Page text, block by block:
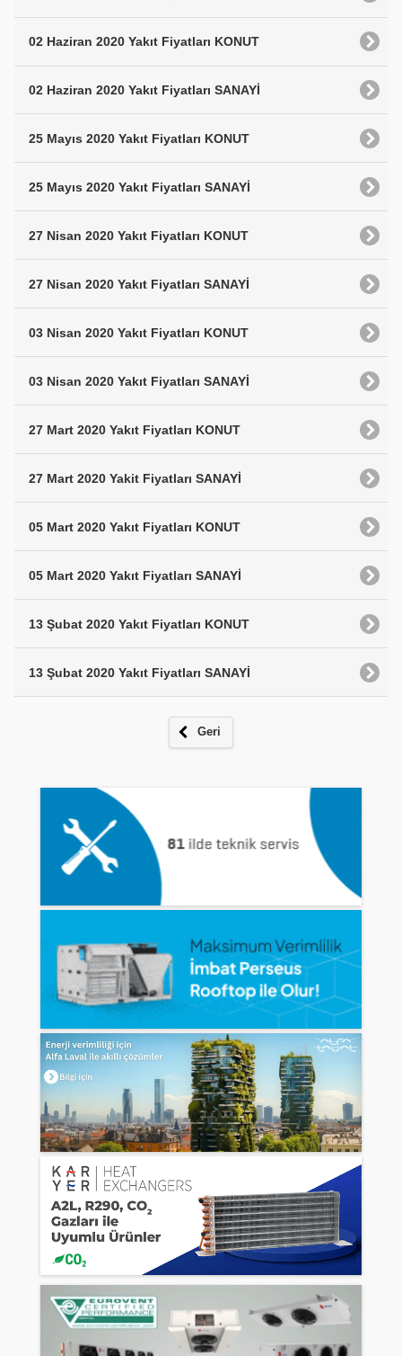
02 Haziran 2020 Yakıt Fiyatları KONUT
02 Haziran 2020 Yakıt Fiyatları SANAYİ
25 Mayıs 2020 Yakıt Fiyatları KONUT
25 Mayıs 2020 Yakıt Fiyatları SANAYİ
27 Nisan 2020 Yakıt Fiyatları KONUT
27 Nisan 2020 Yakıt Fiyatları SANAYİ
03 Nisan 2020 Yakıt Fiyatları KONUT
03 Nisan 2020 Yakıt Fiyatları SANAYİ
27 Mart 2020 Yakıt Fiyatları KONUT
27 Mart 2020 Yakit Fiyatları SANAYİ
05 Mart 2020 Yakıt Fiyatları KONUT
05 Mart 2020 Yakıt Fiyatları SANAYİ
13 Şubat 2020 Yakıt Fiyatları KONUT
13 Şubat 2020 Yakıt Fiyatları SANAYİ
Geri